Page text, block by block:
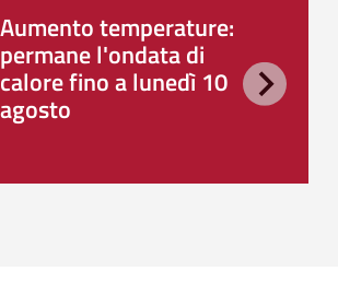
Aumento temperature:
permane l'ondata di
calore fino a lunedì 10
agosto